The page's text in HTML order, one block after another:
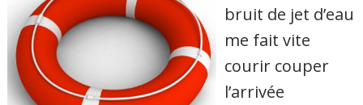
bruit de jet d’eau
me fait vite
courir couper
l’arrivée